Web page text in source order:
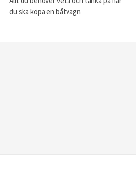
du ska köpa en båtvagn